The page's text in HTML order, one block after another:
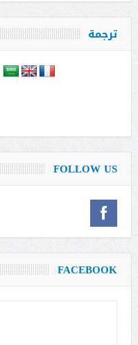
ترجمة
FOLLOW US
FACEBOOK